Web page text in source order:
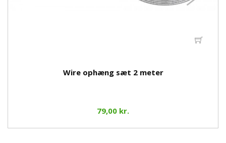
Wire ophæng sæt 2 meter
79,00 kr.